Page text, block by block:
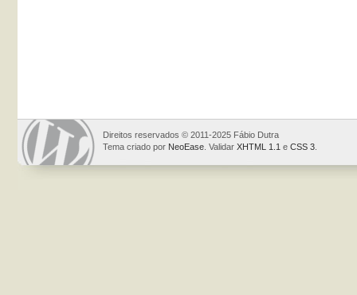
Direitos reservados © 2011-2025 Fábio Dutra
Tema criado por NeoEase . Validar XHTML 1.1 e CSS 3